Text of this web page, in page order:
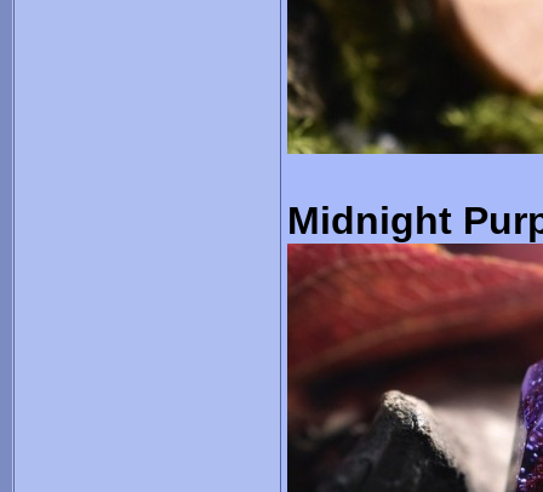
Midnight